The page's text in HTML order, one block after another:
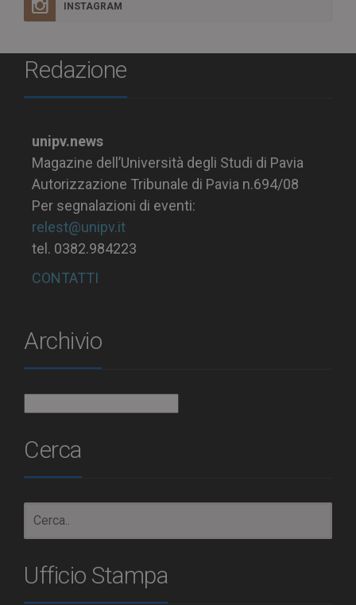
INSTAGRAM
Redazione
unipv.news
Magazine dell’Università degli Studi di Pavia
Autorizzazione Tribunale di Pavia n.694/08
Per segnalazioni di eventi:
relest@unipv.it
tel. 0382.984223
CONTATTI
Archivio
Cerca
Ufficio Stampa